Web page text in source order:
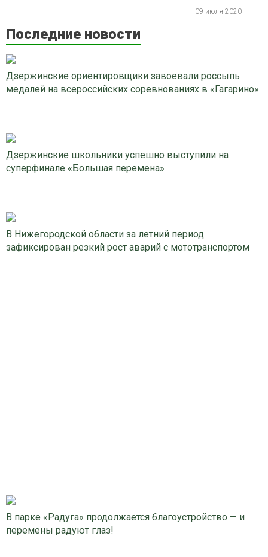
09 июля 2020
Последние новости
Дзержинские ориентировщики завоевали россыпь
медалей на всероссийских соревнованиях в «Гагарино»
Дзержинские школьники успешно выступили на
суперфинале «Большая перемена»
В Нижегородской области за летний период
зафиксирован резкий рост аварий с мототранспортом
В парке «Радуга» продолжается благоустройство — и
перемены радуют глаз!